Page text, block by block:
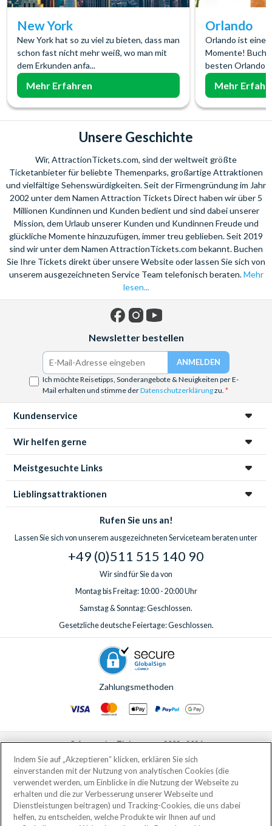
New York
New York hat so zu viel zu bieten, dass man
schon fast nicht mehr weiß, wo man mit
dem Erkunden anfa...
Mehr Erfahren
Orlando
Orlando ist eine
Momente!
besten Orlando
Mehr
Unsere Geschichte
Wir, AttractionTickets.com, sind der weltweit größte
Ticketanbieter für beliebte Themenparks, großartige Attraktionen
und vielfältige Sehenswürdigkeiten. Seit der Firmengründung im Jahr
2002 unter dem Namen Attraction Tickets Direct haben wir über 5
Millionen Kundinnen und Kunden bedient und sind dabei unserer
Mission, dem Urlaub unserer Kunden und Kundinnen Freude und
glückliche Momente hinzuzufügen, immer treu geblieben. Seit 2019
sind wir unter dem Namen AttractionTickets.com bekannt. Buchen
Sie Ihre Tickets direkt über unsere Website oder lassen Sie sich von
unserem ausgezeichneten Service Team telefonisch beraten.Mehr
lesen...
Newsletter bestellen
Ich möchte Reisetipps, Sonderangebote & Neuigkeiten per E-
Mail erhalten und stimme derDatenschutzerklärungzu.
Kundenservice
Wir helfen gerne
Meistgesuchte Links
Lieblingsattraktionen
Rufen Sie uns an!
Lassen Sie sich von unserem ausgezeichneten Serviceteam beraten unter
+49 (0)511 515 140 90
Wir sind für Sie da von
Montag bis Freitag: 10:00 - 20:00 Uhr
Samstag & Sonntag: Geschlossen.
Gesetzliche deutsche Feiertage: Geschlossen.
Zahlungsmethoden
© AttractionTickets.com 2002 - 2026
Eingetragener Firmensitz: 2nd Floor Nucleus House, 2 Lower Mortlake Road,
Richmond, United Kingdom, TW9 2JA.
AttractionTickets.com is a trading name of Attraction Tickets LTD, who are
the owners of UK Trademark Registration Nos. 3427114 and 3427117.
Registered in England with registered number 4390984 and VAT Number
795922965.
Indem Sie auf „Akzeptieren“ klicken, erklären Sie sich
einverstanden mit der Nutzung von analytischen Cookies (die
verwendet werden, um Einblicke in die Nutzung der Webseite zu
erhalten und die zur Verbesserung unserer Webseite und
Dienstleistungen beitragen) und Tracking-Cookies, die uns dabei
helfen, zu entscheiden, welche Produkte wir Ihnen auf und